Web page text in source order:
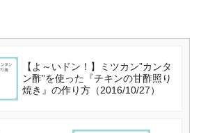
【よ～いドン！】ミツカン”カンタ
ン酢”を使った『チキンの甘酢照り
焼き』の作り方（2016/10/27）